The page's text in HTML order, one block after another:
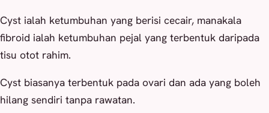
Cyst ialah ketumbuhan yang berisi cecair, manakala
fibroid ialah ketumbuhan pejal yang terbentuk daripada
tisu otot rahim.
Cyst biasanya terbentuk pada ovari dan ada yang boleh
hilang sendiri tanpa rawatan.